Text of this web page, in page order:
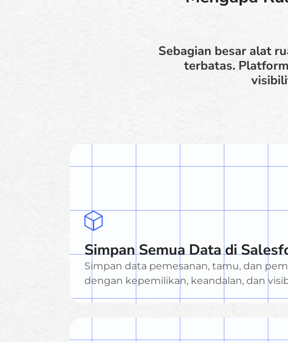
Sebagian besar alat
terbatas.
Simpan Semua Data di
Simpan data pemesanan, tamu, dan
dengan kepemilikan, keandalan, dan